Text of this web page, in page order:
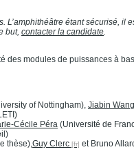
étant sécurisé, il
but, contacter la candidate
des modules de puissances à
of Nottingham), Jiabin Wang
Cécile Péra (Université de
thèse), Guy Clerc
et Bruno